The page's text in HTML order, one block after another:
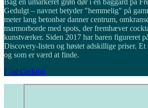
Gedulgt – navnet betyder "hemmelig" på
meter lang betonbar danner centrum,
marmorborde med spots, der fremhæver
kunstværker. Siden 2017 har baren figureret
Discovery-listen og høstet adskillige priser. Et
og som er værd at finde.
Find Gedulgt